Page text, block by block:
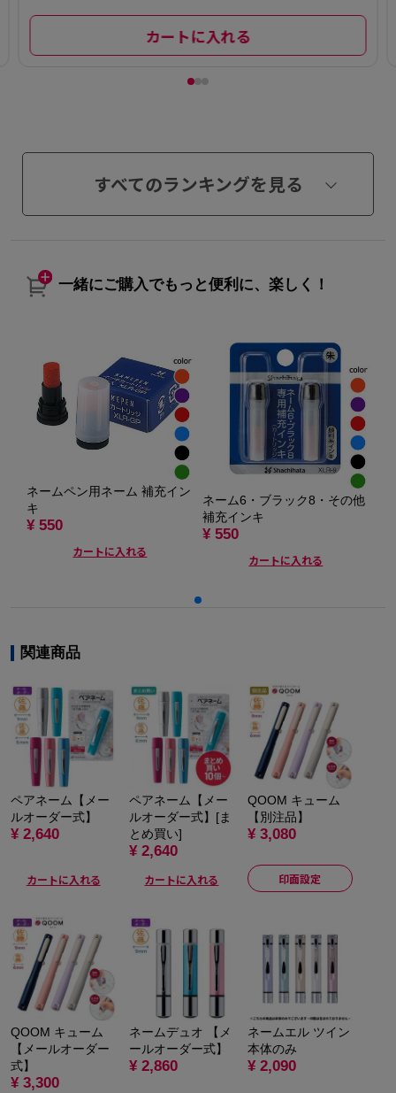
カートに入れる
すべてのランキングを見る
一緒にご購入でもっと便利に、楽しく！
ネームペン用ネーム 補充イン
キ
¥ 550
カートに入れる
ネーム6・ブラック8・その他
補充インキ
¥ 550
カートに入れる
関連商品
ペアネーム【メー
ルオーダー式】
¥ 2,640
カートに入れる
ペアネーム【メー
ルオーダー式】[ま
とめ買い]
¥ 2,640
カートに入れる
QOOM キューム
【別注品】
¥ 3,080
印面設定
QOOM キューム
【メールオーダー
式】
¥ 3,300
ネームデュオ 【メ
ールオーダー式】
¥ 2,860
ネームエル ツイン
本体のみ
¥ 2,090